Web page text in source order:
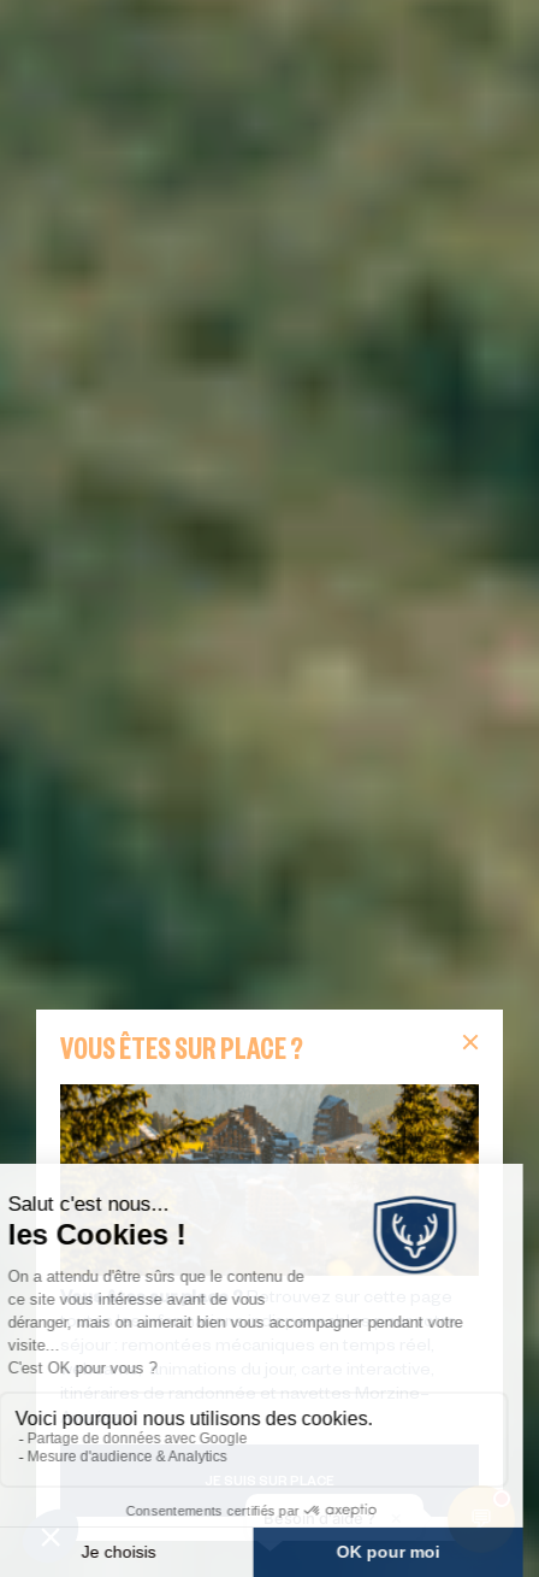
VOUS ÊTES SUR PLACE ?
Vous êtes sur place ?Retrouvez sur cette page
toutes les informations indispensables pour votre
webcams, animations du jour, carte interactive,
itinéraires de randonnée et navettes Morzine–
Avoriaz.
JE SUIS SUR PLACE
Besoin d'aide ?